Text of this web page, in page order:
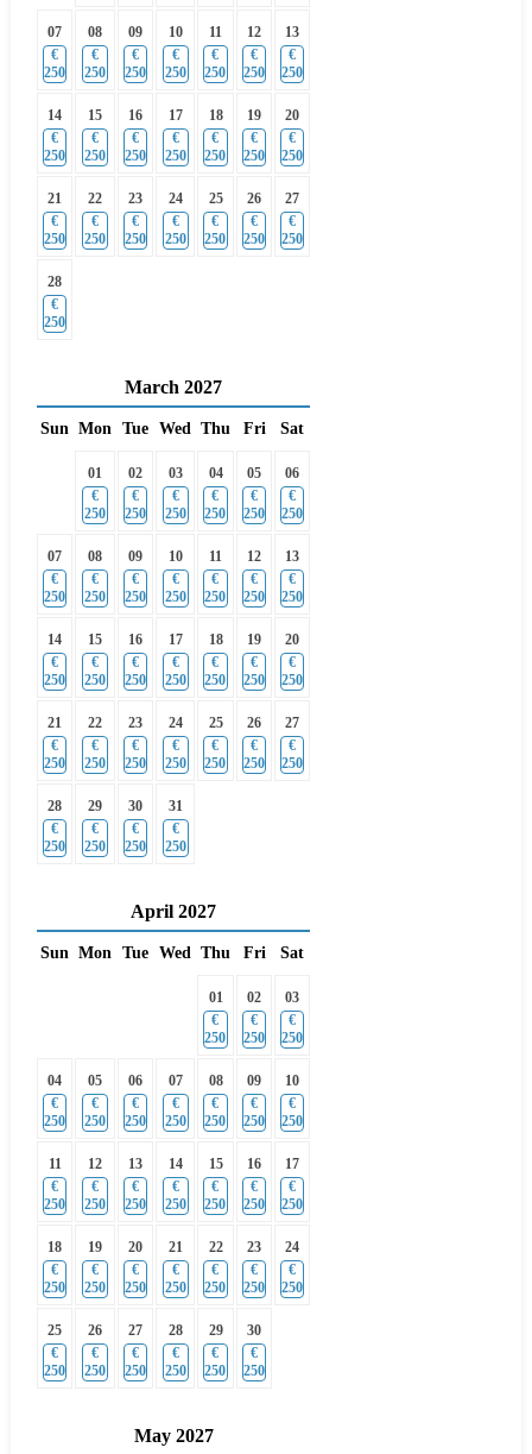
07
€
250
08
€
250
09
€
250
10
€
250
11
€
250
12
€
250
13
€
250
14
€
250
15
€
250
16
€
250
17
€
250
18
€
250
19
€
250
20
€
250
21
€
250
22
€
250
23
€
250
24
€
250
25
€
250
26
€
250
27
€
250
28
€
250
March 2027
Sun Mon Tue Wed Thu Fri Sat
01
€
250
02
€
250
03
€
250
04
€
250
05
€
250
06
€
250
07
€
250
08
€
250
09
€
250
10
€
250
11
€
250
12
€
250
13
€
250
14
€
250
15
€
250
16
€
250
17
€
250
18
€
250
19
€
250
20
€
250
21
€
250
22
€
250
23
€
250
24
€
250
25
€
250
26
€
250
27
€
250
28
€
250
29
€
250
30
€
250
31
€
250
April 2027
Sun Mon Tue Wed Thu Fri Sat
01
€
250
02
€
250
03
€
250
04
€
250
05
€
250
06
€
250
07
€
250
08
€
250
09
€
250
10
€
250
11
€
250
12
€
250
13
€
250
14
€
250
15
€
250
16
€
250
17
€
250
18
€
250
19
€
250
20
€
250
21
€
250
22
€
250
23
€
250
24
€
250
25
€
250
26
€
250
27
€
250
28
€
250
29
€
250
30
€
250
May 2027